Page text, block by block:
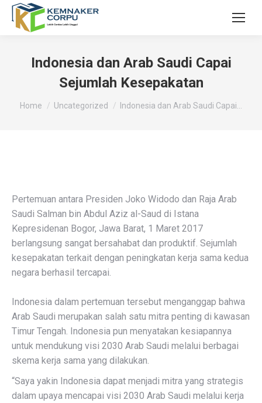
Indonesia dan Arab Saudi Capai
Sejumlah Kesepakatan
You are here:
Home Uncategorized Indonesia dan Arab Saudi Capai…
Pertemuan antara Presiden Joko Widodo dan Raja Arab
Saudi Salman bin Abdul Aziz al-Saud di Istana
Kepresidenan Bogor, Jawa Barat, 1 Maret 2017
berlangsung sangat bersahabat dan produktif. Sejumlah
kesepakatan terkait dengan peningkatan kerja sama kedua
negara berhasil tercapai.
Indonesia dalam pertemuan tersebut menganggap bahwa
Arab Saudi merupakan salah satu mitra penting di kawasan
Timur Tengah. Indonesia pun menyatakan kesiapannya
untuk mendukung visi 2030 Arab Saudi melalui berbagai
skema kerja sama yang dilakukan.
“Saya yakin Indonesia dapat menjadi mitra yang strategis
dalam upaya mencapai visi 2030 Arab Saudi melalui kerja